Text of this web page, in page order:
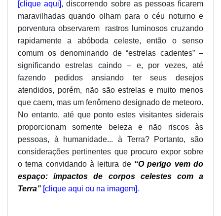
[clique aqui], discorrendo sobre as pessoas ficarem
maravilhadas quando olham para o céu noturno e
porventura observarem rastros luminosos cruzando
rapidamente a abóboda celeste, então o senso
comum os denominando de “estrelas cadentes” –
significando estrelas caindo – e, por vezes, até
fazendo pedidos ansiando ter seus desejos
atendidos, porém, não são estrelas e muito menos
que caem, mas um fenômeno designado de meteoro.
No entanto, até que ponto estes visitantes siderais
proporcionam somente beleza e não riscos às
pessoas, à humanidade... à Terra? Portanto, são
considerações pertinentes que procuro expor sobre
o tema convidando à leitura de “O perigo vem do
espaço: impactos de corpos celestes com a
Terra” [clique aqui ou na imagem].